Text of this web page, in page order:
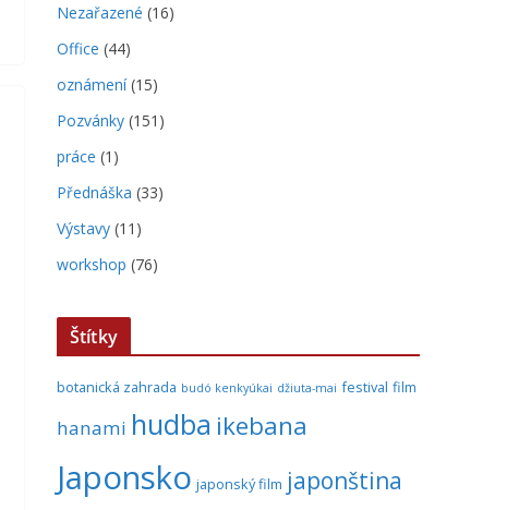
Nezařazené (16)
Office (44)
oznámení(15)
Pozvánky (151)
práce (1)
Přednáška (33)
Výstavy (11)
workshop (76)
Štítky
botanická zahrada budó kenkyúkai džiuta-mai festival film
hanami hudba ikebana
Japonsko japonský film japonština